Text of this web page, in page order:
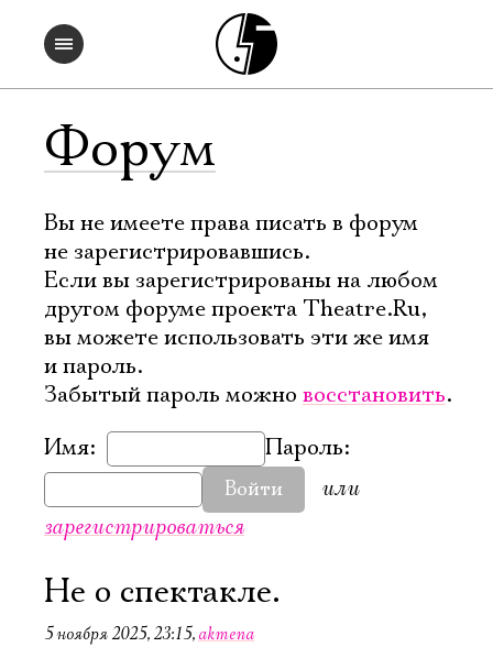
Форум
Вы не имеете права писать в форум
не зарегистрировавшись.
Если вы зарегистрированы на любом
другом форуме проекта Theatre.Ru,
вы можете использовать эти же имя
и пароль.
Забытый пароль можно восстановить.
Имя:
Пароль:
Войти
или
зарегистрироваться
Не о спектакле.
5 ноября 2025, 23:15, akmena